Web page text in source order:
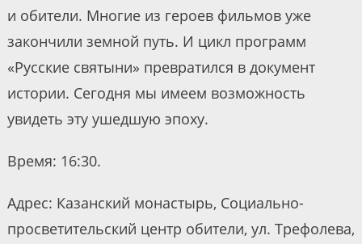
и обители. Многие из героев фильмов уже
закончили земной путь. И цикл программ
«Русские святыни» превратился в документ
истории. Сегодня мы имеем возможность
увидеть эту ушедшую эпоху.
Время: 16:30.
Адрес: Казанский монастырь, Социально-
просветительский центр обители, ул. Трефолева,